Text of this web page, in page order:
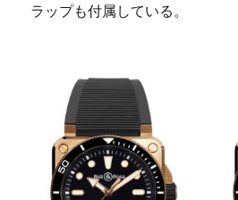
ラ」
ラップも付属している。